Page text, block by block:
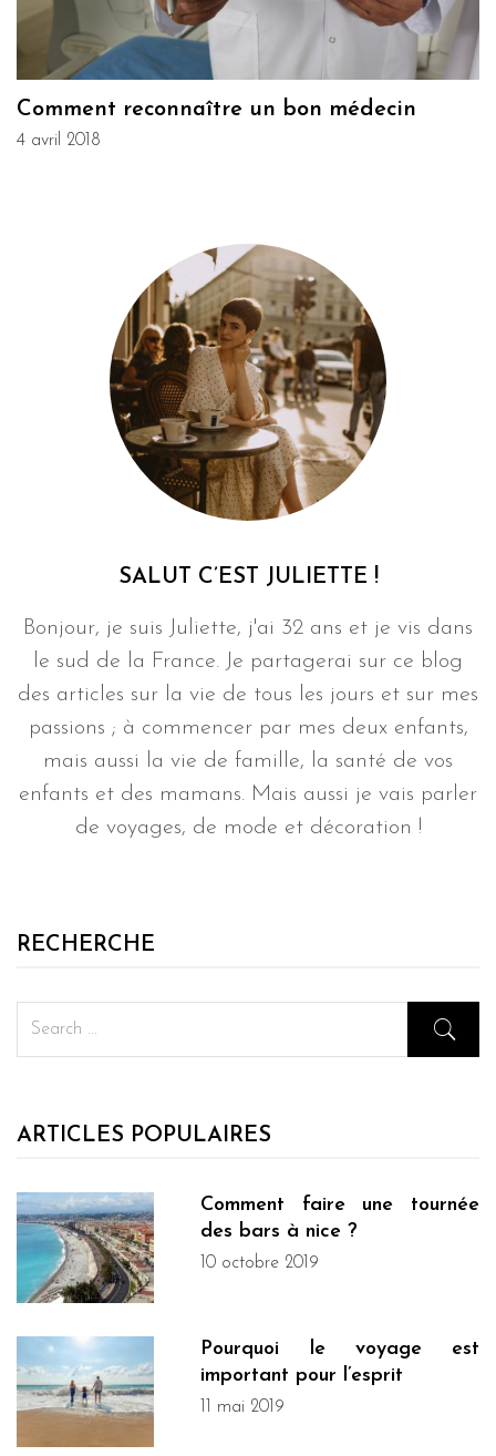
Comment reconnaître un bon médecin
4 avril 2018
SALUT C’EST JULIETTE !
Bonjour, je suis Juliette, j'ai 32 ans et je vis dans
le sud de la France. Je partagerai sur ce blog
des articles sur la vie de tous les jours et sur mes
passions ; à commencer par mes deux enfants,
mais aussi la vie de famille, la santé de vos
enfants et des mamans. Mais aussi je vais parler
de voyages, de mode et décoration !
RECHERCHE
ARTICLES POPULAIRES
Comment faire une tournée
des bars à nice ?
10 octobre 2019
Pourquoi le voyage est
important pour l’esprit
11 mai 2019